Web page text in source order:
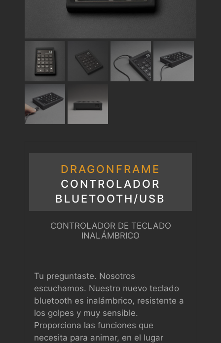
DRAGONFRAME
CONTROLADOR
BLUETOOTH/USB
CONTROLADOR DE TECLADO
INALÁMBRICO
Tu preguntaste. Nosotros
escuchamos. Nuestro nuevo teclado
bluetooth es inalámbrico, resistente a
los golpes y muy sensible.
Proporciona las funciones que
necesita para animar, en el lugar